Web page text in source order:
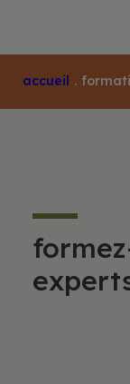
Accueil .